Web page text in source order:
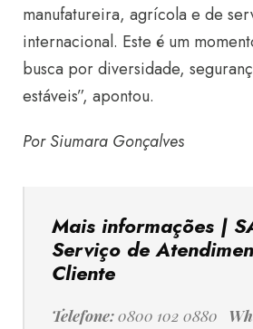
manufatureira, agrícola e de
internacional. Este é um
busca por diversidade,
estáveis”, apontou.
Por Siumara Gonçalves
Mais informações |
Serviço de
Cliente
Telefone:0800 102 0880